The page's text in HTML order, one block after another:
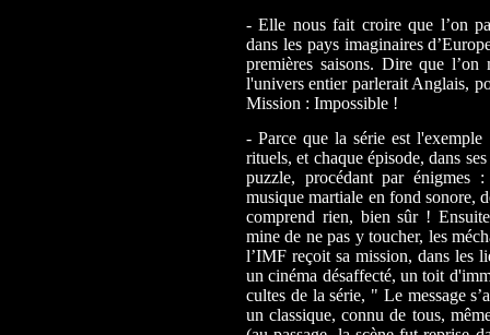
- Elle nous fait croire que l’on
dans les pays imaginaires
premières saisons. Dire que
l'univers entier parlerait Anglais,
Mission : Impossible !
- Parce que la série est
rituels, et chaque épisode, dans
puzzle, procédant par énigmes
musique martiale en fond sonore,
comprend rien, bien sûr !
mine de ne pas y toucher, les
l’IMF reçoit sa mission, dans les
un cinéma désaffecté, un toit
cultes de la série, " Le message
un classique, connu de tous,